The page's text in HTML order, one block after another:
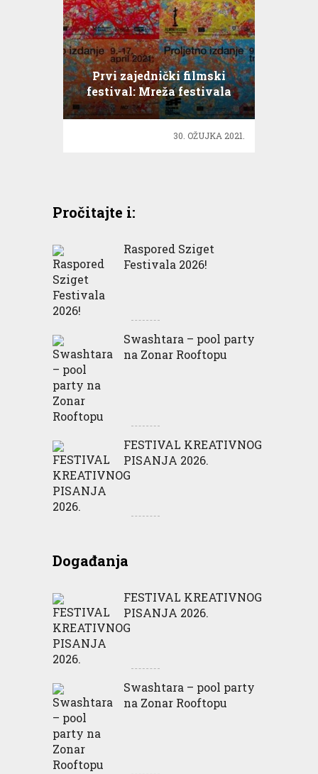
Prvi zajednički filmski
festival: Mreža festivala
Jadranske regije
30. OŽUJKA 2021.
Pročitajte i:
Raspored Sziget
Festivala 2026!
Swashtara – pool party
na Zonar Rooftopu
FESTIVAL KREATIVNOG
PISANJA 2026.
Događanja
FESTIVAL KREATIVNOG
PISANJA 2026.
Swashtara – pool party
na Zonar Rooftopu